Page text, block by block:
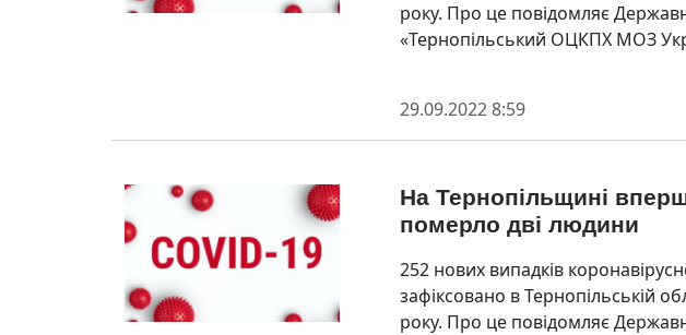
року. Про це повідомляє
«Тернопільський ОЦКПХ МОЗ
29.09.2022 8:59
На Тернопільщині
померло дві людини
252 нових випадків
зафіксовано в Тернопільській
року. Про це повідомляє